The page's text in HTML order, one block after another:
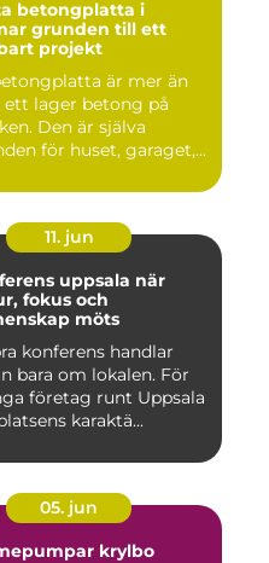
betongplatta i
till ett
projekt
är mer än
ett lager betong på
Den är själva
för huset, garaget,...
11. jun
uppsala när
fokus och
möts
konferens handlar
bara om lokalen. För
företag runt Uppsala
karaktä...
05. jun
krylbo